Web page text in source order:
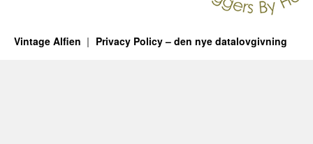
Vintage Alfien Privacy Policy – den nye datalovgivning